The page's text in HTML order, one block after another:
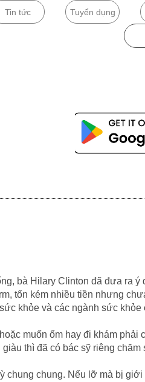
Tin tức Tuyển dụng
bà Hilary Clinton đã đưa ra ý
tốn kém nhiều tiền nhưng
khỏe và các ngành sức khỏe
muốn ốm hay đi khám phải
thì đã có bác sỹ riêng chăm
chung chung. Nếu lỡ mà bị